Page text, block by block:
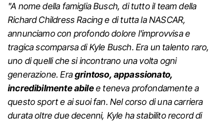
"A nome della famiglia Busch, di tutto il team della
Richard Childress Racing e di tutta la NASCAR,
annunciamo con profondo dolore l'improvvisa e
tragica scomparsa di Kyle Busch. Era un talento raro,
uno di quelli che si incontrano una volta ogni
generazione. Eragrintoso, appassionato,
incredibilmente abilee teneva profondamente a
questo sport e ai suoi fan. Nel corso di una carriera
durata oltre due decenni, Kyle ha stabilito record di